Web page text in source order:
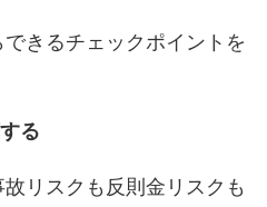
きるチェックポイントを
る
リスクも反則金リスクも